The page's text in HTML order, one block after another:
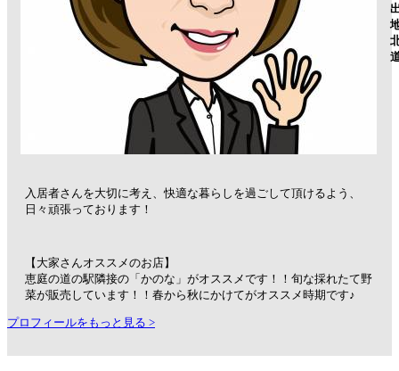
入居者さんを大切に考え、快適な暮らしを過ごして頂けるよう、
日々頑張っております！
【大家さんオススメのお店】
恵庭の道の駅隣接の「かのな」がオススメです！！旬な採れたて野
菜が販売しています！！春から秋にかけてがオススメ時期です♪
プロフィールをもっと見る >